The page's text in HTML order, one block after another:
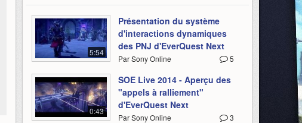
5:54
Présentation du système
d'interactions dynamiques
des PNJ d'EverQuest Next
5
Par Sony Online
0:43
SOE Live 2014 - Aperçu des
"appels à ralliement"
d'EverQuest Next
3
Par Sony Online